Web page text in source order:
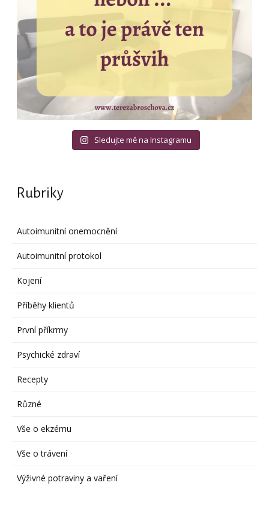
Sledujte mě na Instagramu
Rubriky
Autoimunitní onemocnění
Autoimunitní protokol
Kojení
Příběhy klientů
První příkrmy
Psychické zdraví
Recepty
Různé
Vše o ekzému
Vše o trávení
Výživné potraviny a vaření